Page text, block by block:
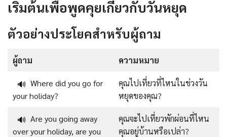
เริ่มต้นเพื่อพูดคุยเกี่ยวกับวันหยุด
ตัวอย่างประโยคสำหรับผู้ถาม
ผู้ถาม ความหมาย
🔊 Where did you go for
your holiday?
คุณไปเที่ยวที่ไหนในช่วงวัน
หยุดของคุณ?
🔊 Are you going away
over your holiday, are you
คุณจะไปเที่ยวพักผ่อนที่ไหน
คุณอยู่บ้านหรือเปล่า?